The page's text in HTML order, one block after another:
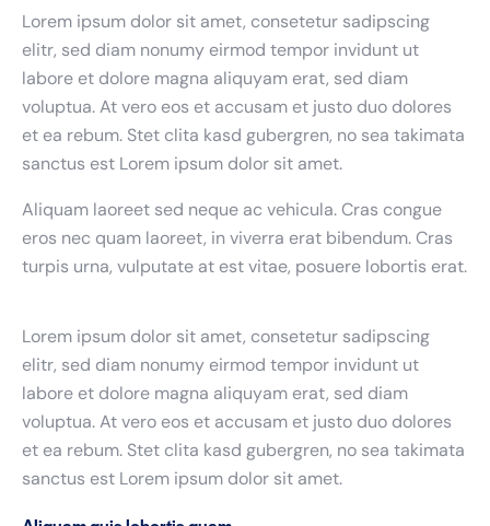
Lorem ipsum dolor sit amet, consetetur sadipscing
elitr, sed diam nonumy eirmod tempor invidunt ut
labore et dolore magna aliquyam erat, sed diam
voluptua. At vero eos et accusam et justo duo dolores
et ea rebum. Stet clita kasd gubergren, no sea takimata
sanctus est Lorem ipsum dolor sit amet.
Aliquam laoreet sed neque ac vehicula. Cras congue
eros nec quam laoreet, in viverra erat bibendum. Cras
turpis urna, vulputate at est vitae, posuere lobortis erat.
Lorem ipsum dolor sit amet, consetetur sadipscing
elitr, sed diam nonumy eirmod tempor invidunt ut
labore et dolore magna aliquyam erat, sed diam
voluptua. At vero eos et accusam et justo duo dolores
et ea rebum. Stet clita kasd gubergren, no sea takimata
sanctus est Lorem ipsum dolor sit amet.